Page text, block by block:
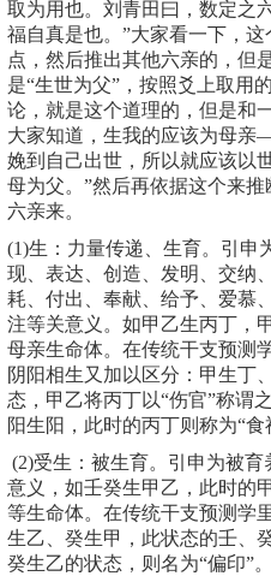
取为用也。刘青田曰，数定之
福自真是也。”大家看一下，
点，然后推出其他六亲的，但
是“生世为父”，按照爻上取
论，就是这个道理的，但是和
大家知道，生我的应该为母
娩到自己出世，所以就应该以
母为父。”然后再依据这个来
六亲来。
(1)生：力量传递、生育。引申
现、表达、创造、发明、交纳
耗、付出、奉献、给予、爱慕
注等关意义。如甲乙生丙丁，
母亲生命体。在传统干支预测
阴阳相生又加以区分：甲生丁
态，甲乙将丙丁以“伤官”称谓
阳生阳，此时的丙丁则称为“食
(2)受生：被生育。引申为被
意义，如壬癸生甲乙，此时的
等生命体。在传统干支预测学
生乙、癸生甲，此状态的壬、
癸生乙的状态，则名为“偏印”。